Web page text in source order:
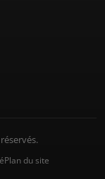
Plan du site